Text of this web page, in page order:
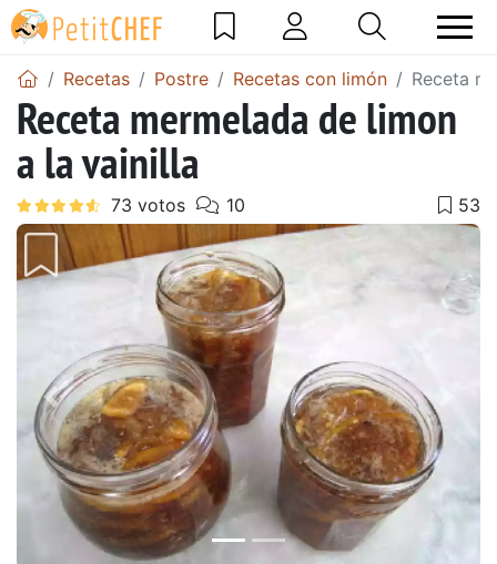
Recetas Postre Recetas con limón Receta
Receta mermelada de limon
a la vainilla
Anterior